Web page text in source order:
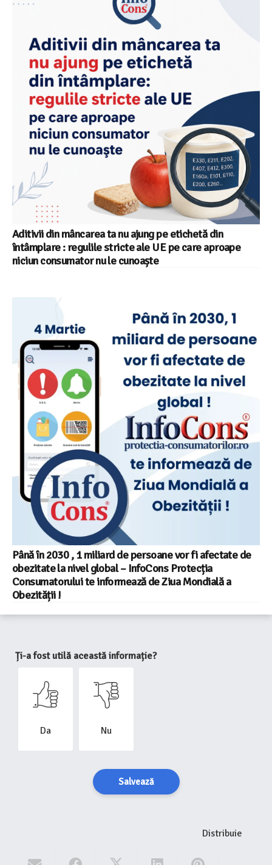
Aditivii din mâncarea ta nu ajung pe etichetă din
întâmplare : regulile stricte ale UE pe care aproape
niciun consumator nu le cunoaște
Până în 2030 , 1 miliard de persoane vor fi afectate de
obezitate la nivel global – InfoCons Protecția
Consumatorului te informează de Ziua Mondială a
Obezității !
Ți-a fost utilă această informație?
Da Nu
Salvează
Distribuie